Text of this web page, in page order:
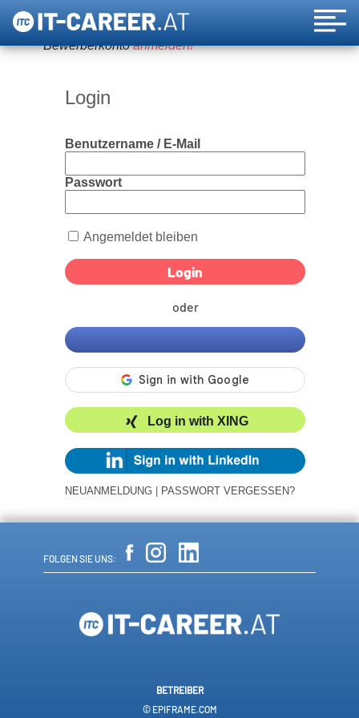
Um diese Funktion nutzen zu können, bitte ein
Bewerberkontoanmelden!
Login
Benutzername / E-Mail
Passwort
Angemeldet bleiben
oder
Log in with XING
NEUANMELDUNG PASSWORT VERGESSEN?
FOLGEN SIE UNS:
BETREIBER
© EPIFRAME.COM